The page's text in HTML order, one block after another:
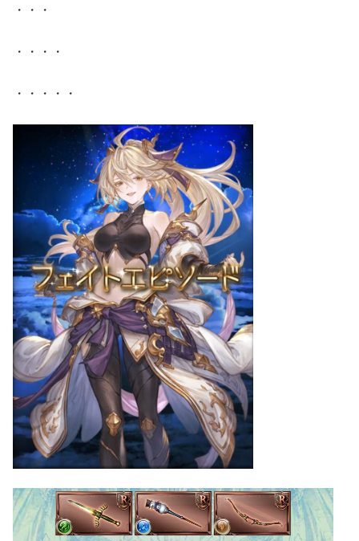
・・・
・・・・
・・・・・